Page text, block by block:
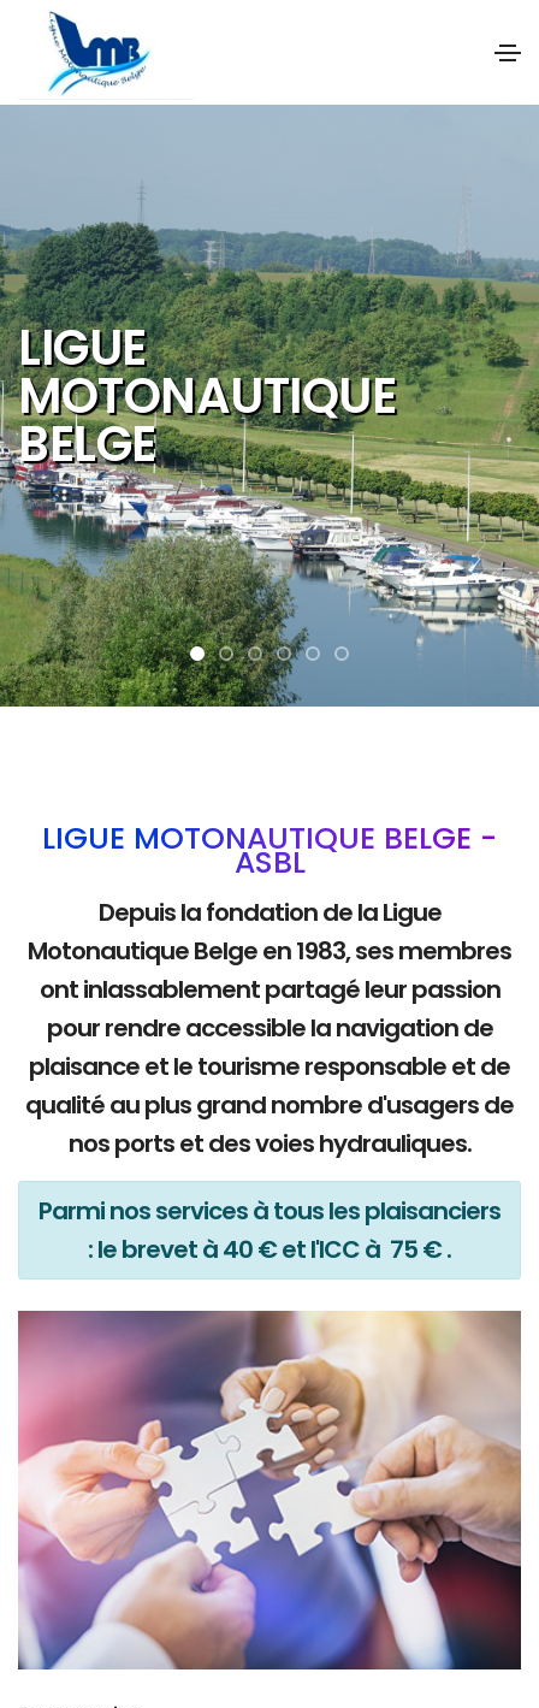
NOS OBJECTIFS SONT
DE PROMOUVOIR ET DE
DEVELOPPER :
Les activités et
sports nautiques
Le tourisme de
qualité
La mobilité douce
LIGUE MOTONAUTIQUE BELGE -
ASBL
Depuis la fondation de la Ligue
Motonautique Belge en 1983, ses membres
ont inlassablement partagé leur passion
pour rendre accessible la navigation de
plaisance et le tourisme responsable et de
qualité au plus grand nombre d'usagers de
nos ports et des voies hydrauliques.
Parmi nos services à tous les plaisanciers
: le brevet à 40 € et l'ICC à 75 € .